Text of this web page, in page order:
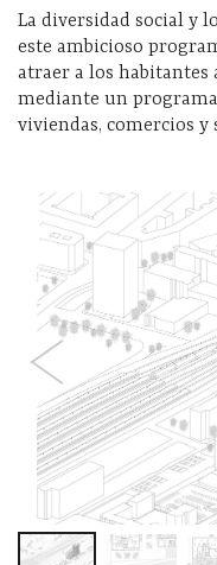
La diversidad social y
este ambicioso
atraer a los habitantes
mediante un
viviendas, comercios y